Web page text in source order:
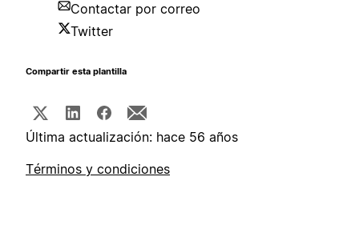
Contactar por correo
Twitter
Compartir esta plantilla
Última actualización: hace 56 años
Términos y condiciones